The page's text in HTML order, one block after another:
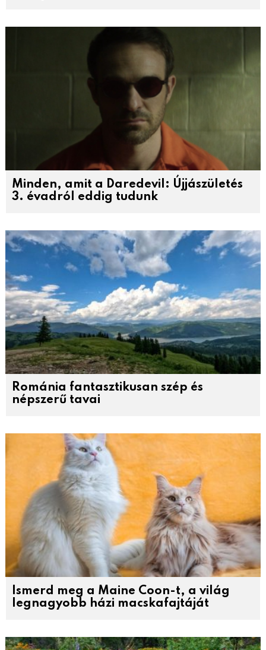
Minden, amit a Daredevil: Újjászületés
3. évadról eddig tudunk
Románia fantasztikusan szép és
népszerű tavai
Ismerd meg a Maine Coon-t, a világ
legnagyobb házi macskafajtáját